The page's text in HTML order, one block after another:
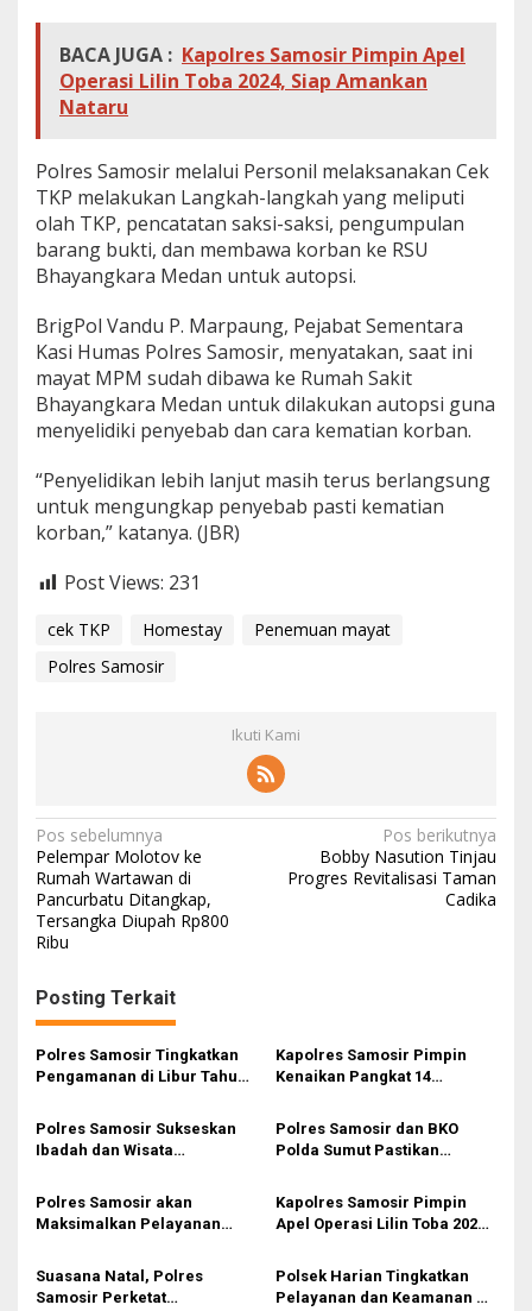
BACA JUGA : Kapolres Samosir Pimpin Apel
Operasi Lilin Toba 2024, Siap Amankan
Nataru
Polres Samosir melalui Personil melaksanakan Cek
TKP melakukan Langkah-langkah yang meliputi
olah TKP, pencatatan saksi-saksi, pengumpulan
barang bukti, dan membawa korban ke RSU
Bhayangkara Medan untuk autopsi.
BrigPol Vandu P. Marpaung, Pejabat Sementara
Kasi Humas Polres Samosir, menyatakan, saat ini
mayat MPM sudah dibawa ke Rumah Sakit
Bhayangkara Medan untuk dilakukan autopsi guna
menyelidiki penyebab dan cara kematian korban.
“Penyelidikan lebih lanjut masih terus berlangsung
untuk mengungkap penyebab pasti kematian
korban,” katanya. (JBR)
Post Views: 231
cek TKP Homestay
Penemuan mayat
Polres Samosir
Ikuti Kami
Navigasi
pos
Pos sebelumnya
Pelempar Molotov ke
Rumah Wartawan di
Pancurbatu Ditangkap,
Tersangka Diupah Rp800
Ribu
Pos berikutnya
Bobby Nasution Tinjau
Progres Revitalisasi Taman
Cadika
Posting Terkait
Polres Samosir Tingkatkan
Pengamanan di Libur Tahun
Kapolres Samosir Pimpin
Kenaikan Pangkat 14
Tahun 2025
Polres Samosir Sukseskan
Ibadah dan Wisata
Polres Samosir dan BKO
Polda Sumut Pastikan
Nataru 2024-2025 Aman
Polres Samosir akan
Maksimalkan Pelayanan
Menuju Pulau Samosir
Kapolres Samosir Pimpin
Apel Operasi Lilin Toba 2024,
Suasana Natal, Polres
Samosir Perketat
Polsek Harian Tingkatkan
Pelayanan dan Keamanan di